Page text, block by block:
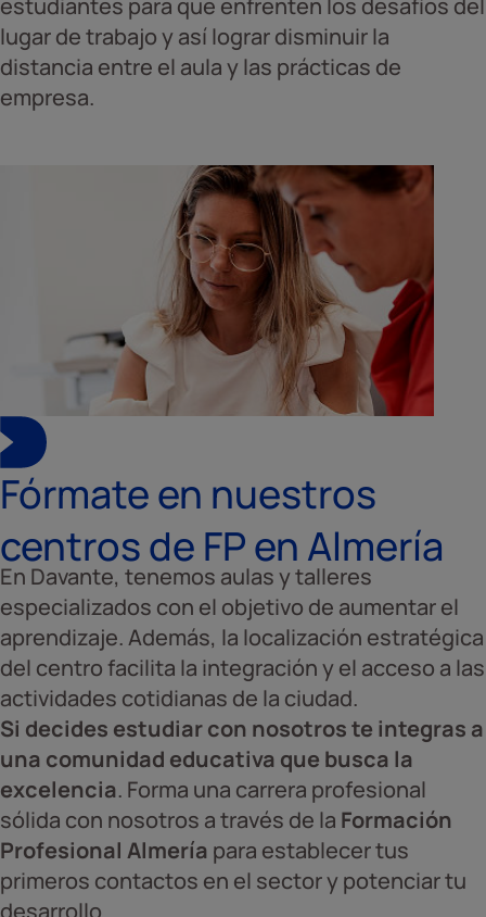
estudiantes para que enfrenten los desafíos del
lugar de trabajo y así lograr disminuir la
distancia entre el aula y las prácticas de
empresa.
Fórmate en nuestros
centros de FP en Almería
En Davante, tenemos aulas y talleres
especializados con el objetivo de aumentar el
aprendizaje. Además, la localización estratégica
del centro facilita la integración y el acceso a las
actividades cotidianas de la ciudad.
Si decides estudiar con nosotros te integras a
una comunidad educativa que busca la
excelencia. Forma una carrera profesional
sólida con nosotros a través de la Formación
Profesional Almería para establecer tus
primeros contactos en el sector y potenciar tu
desarrollo